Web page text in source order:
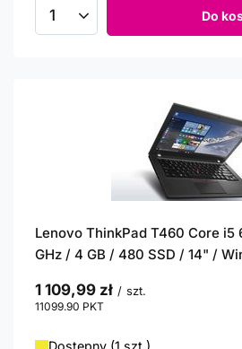
Ilość produktów Do
Lenovo ThinkPad T460 Core
GHz / 4 GB / 480 SSD / 14" /
1 109,99 zł / szt.
11099.90 PKT
Dostępny (1 szt.)